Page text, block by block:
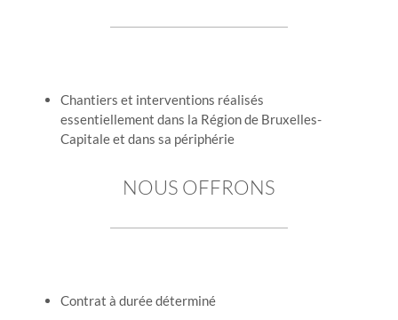
Chantiers et interventions réalisés
essentiellement dans la Région de Bruxelles-
Capitale et dans sa périphérie
NOUS OFFRONS
Contrat à durée déterminé